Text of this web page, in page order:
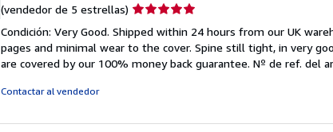
(vendedor de 5 estrellas) Calificación
vendedor:
5
de
Condición: Very Good. Shipped within 24 hours from our UK
pages and minimal wear to the cover. Spine still tight, in very
are covered by our 100% money back guarantee. Nº de ref. del
Contactar al vendedor